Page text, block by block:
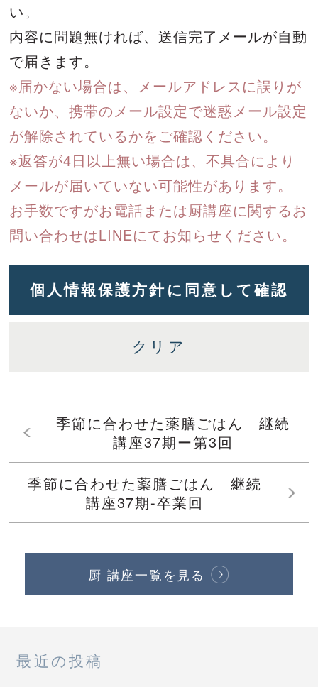
い。
内容に問題無ければ、送信完了メールが自動
で届きます。
※届かない場合は、メールアドレスに誤りが
ないか、携帯のメール設定で迷惑メール設定
が解除されているかをご確認ください。
※返答が4日以上無い場合は、不具合により
メールが届いていない可能性があります。
お手数ですがお電話または厨講座に関するお
問い合わせはLINEにてお知らせください。
季節に合わせた薬膳ごはん 継続
講座37期ー第3回
季節に合わせた薬膳ごはん 継続
講座37期-卒業回
厨 講座一覧を見る
最近の投稿